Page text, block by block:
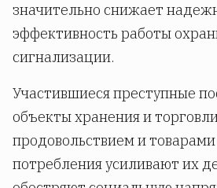
значительно снижает
эффективность работы
сигнализации.
Участившиеся преступные
объекты хранения и
продовольствием и
потребления усиливают их